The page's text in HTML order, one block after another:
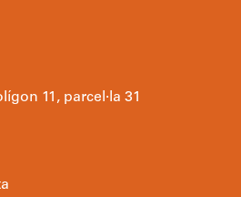
11, parcel·la 31